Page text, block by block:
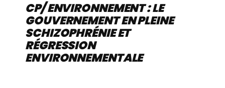
CP/ ENVIRONNEMENT : LE
GOUVERNEMENT EN PLEINE
SCHIZOPHRÉNIE ET
RÉGRESSION
ENVIRONNEMENTALE